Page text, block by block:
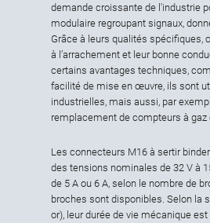
demande croissante de l'industrie
modulaire regroupant signaux,
Grâce à leurs qualités spécifiques,
à l’arrachement et leur bonne
certains avantages techniques,
facilité de mise en œuvre, ils sont
industrielles, mais aussi, par
remplacement de compteurs à gaz
Les connecteurs M16 à sertir
des tensions nominales de 32 V à
de 5 A ou 6 A, selon le nombre de
broches sont disponibles. Selon la
or), leur durée de vie mécanique